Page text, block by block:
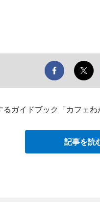
ガイドブック「カフェ
記事を読